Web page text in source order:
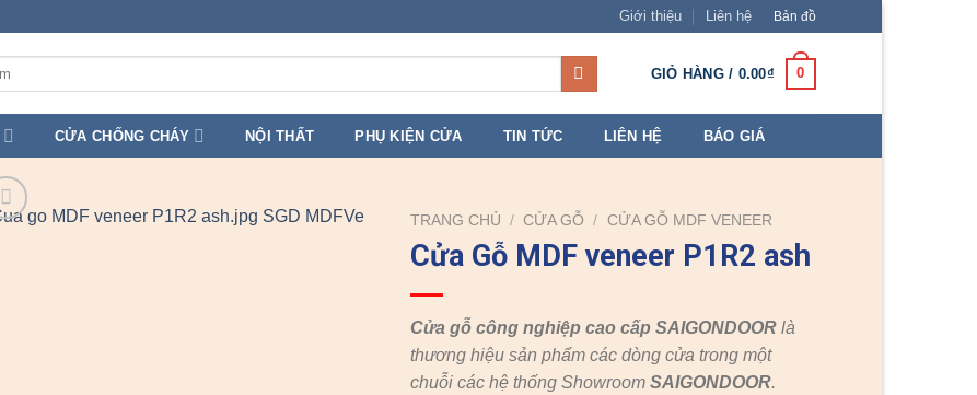
Giới thiệu Liên hệ Bản đồ
GIỎ HÀNG / 0.00₫ 0
CỬA CHỐNG CHÁY NỘI THẤT PHỤ KIỆN CỬA TIN TỨC LIÊN HỆ BÁO GIÁ
TRANG CHỦ / CỬA GỖ / CỬA GỖ MDF VENEER
Cửa Gỗ MDF veneer P1R2 ash
Cửa gỗ công nghiệp cao cấp SAIGONDOOR là
thương hiệu sản phẩm các dòng cửa trong một
chuỗi các hệ thống ShowroomSAIGONDOOR.